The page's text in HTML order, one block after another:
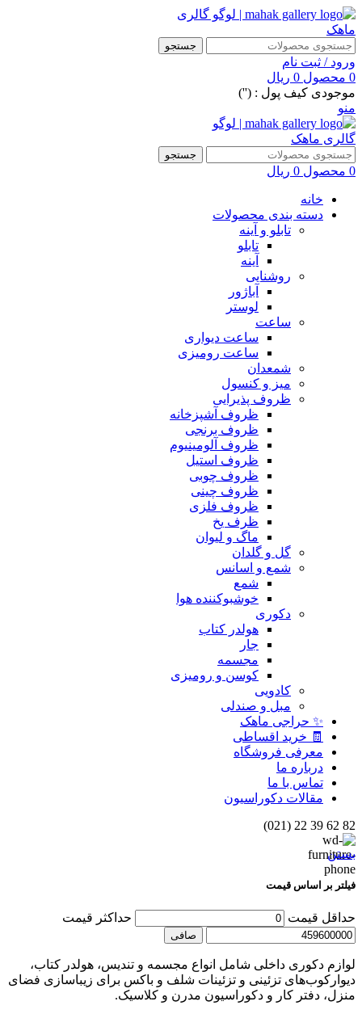
جستجو
ورود / ثبت نام
0 محصول 0 ریال
موجودی کیف پول : ('')
منو
جستجو
0 محصول 0 ریال
خانه
دسته بندی محصولات
تابلو و آینه
تابلو
آینه
روشنایی
آباژور
لوستر
ساعت
ساعت دیواری
ساعت رومیزی
شمعدان
میز و کنسول
ظروف پذیرایی
ظروف آشپزخانه
ظروف برنجی
ظروف آلومینیوم
ظروف استیل
ظروف چوبی
ظروف چینی
ظروف فلزی
ظرف یخ
ماگ و لیوان
گل و گلدان
شمع و اسانس
شمع
خوشبوکننده هوا
دکوری
هولدر کتاب
جار
مجسمه
کوسن و رومیزی
کادویی
مبل و صندلی
✨ حراجی ماهک
🧾 خرید اقساطی
معرفی فروشگاه
درباره ما
تماس با ما
مقالات دکوراسیون
82 62 39 22 (021)
بستن
فیلتر بر اساس قیمت
حداقل قیمت حداكثر قيمت
صافی
لوازم دکوری داخلی شامل انواع مجسمه و تندیس، هولدر کتاب،
دیوارکوب‌های تزئینی و تزئینات شلف و باکس برای زیباسازی فضای
منزل، دفتر کار و دکوراسیون مدرن و کلاسیک.